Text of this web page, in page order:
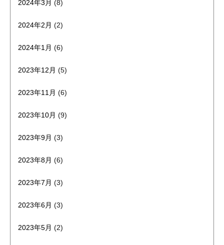
2024年3月 (8)
2024年2月 (2)
2024年1月 (6)
2023年12月 (5)
2023年11月 (6)
2023年10月 (9)
2023年9月 (3)
2023年8月 (6)
2023年7月 (3)
2023年6月 (3)
2023年5月 (2)